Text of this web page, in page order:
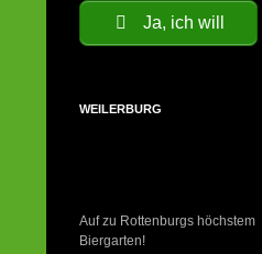
Ja, ich will
WEILERBURG
Auf zu Rottenburgs höchstem
Biergarten!